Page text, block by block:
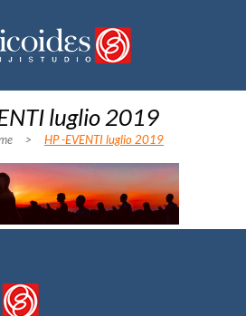
luglio 2019
> HP -EVENTI luglio 2019